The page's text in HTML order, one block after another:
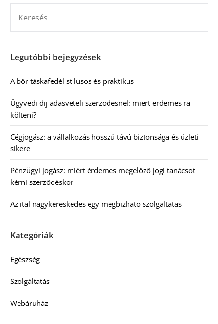
Legutóbbi bejegyzések
A bőr táskafedél stílusos és praktikus
Ügyvédi díj adásvételi szerződésnél: miért érdemes rá
költeni?
Cégjogász: a vállalkozás hosszú távú biztonsága és üzleti
sikere
Pénzügyi jogász: miért érdemes megelőző jogi tanácsot
kérni szerződéskor
Az ital nagykereskedés egy megbízható szolgáltatás
Kategóriák
Egészség
Szolgáltatás
Webáruház